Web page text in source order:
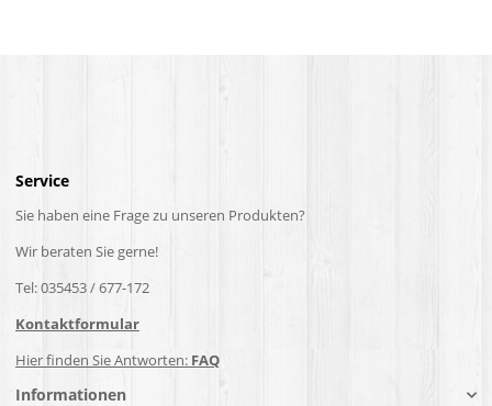
Service
Sie haben eine Frage zu unseren Produkten?
Wir beraten Sie gerne!
Tel: 035453 / 677-172
Kontaktformular
Hier finden Sie Antworten: FAQ
Informationen